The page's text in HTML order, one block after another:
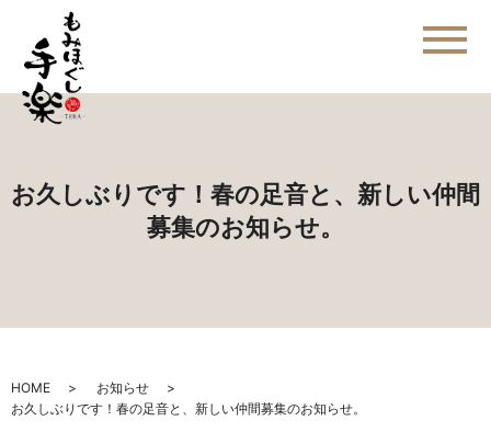
メ
お久しぶりです！春の足音と、新しい仲間
募集のお知らせ。
HOME
お知らせ
お久しぶりです！春の足音と、新しい仲間募集のお知らせ。